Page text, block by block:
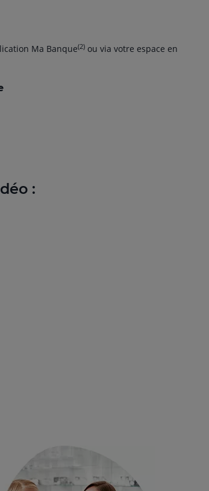
Ma Banque(2)ou via votre espace en
: